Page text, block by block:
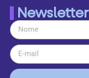
Newsletter